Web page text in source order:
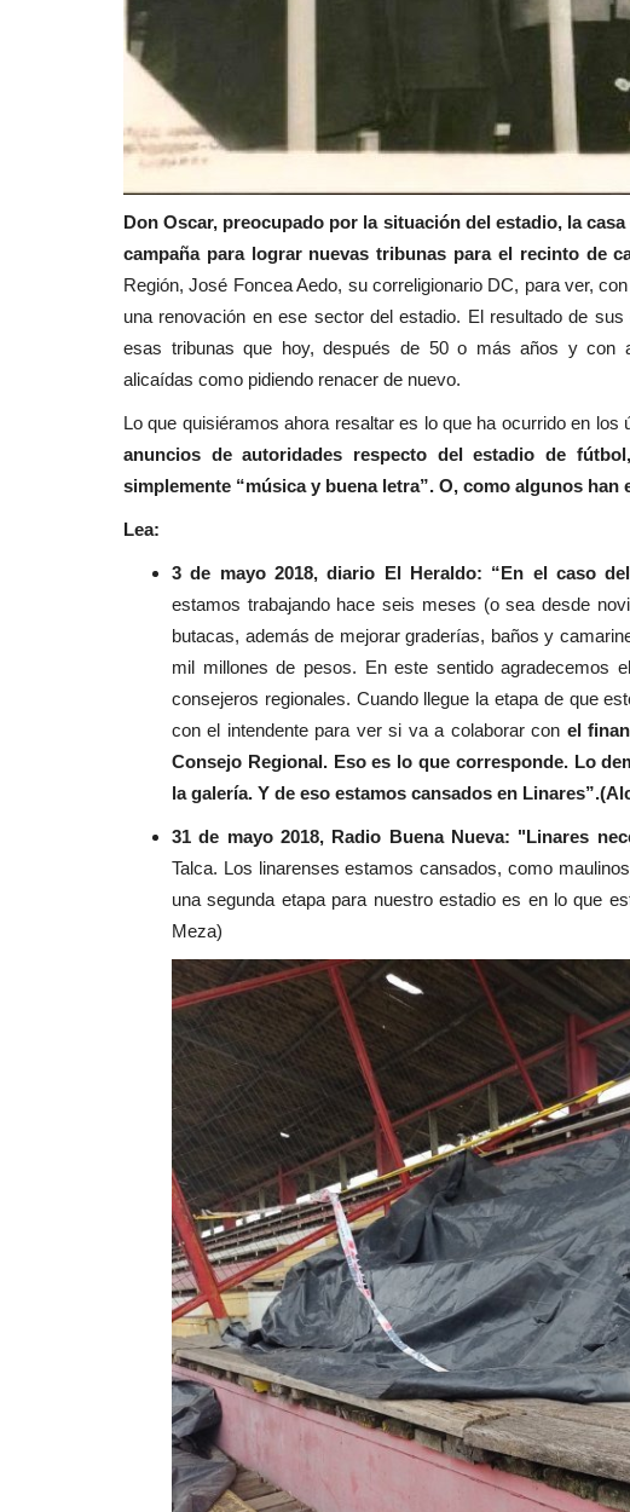
Don Oscar, preocupado por la situación del estadio, la
campaña para lograr nuevas tribunas para el recinto de
Región, José Foncea Aedo, su correligionario DC, para ver,
una renovación en ese sector del estadio. El resultado de
esas tribunas que hoy, después de 50 o más años y con
alicaídas como pidiendo renacer de nuevo.
Lo que quisiéramos ahora resaltar es lo que ha ocurrido en
anuncios de autoridades respecto del estadio de
simplemente “música y buena letra”. O, como algunos han
Lea:
3 de mayo 2018, diario El Heraldo: “En el caso
estamos trabajando hace seis meses (o sea desde
butacas, además de mejorar graderías, baños y
mil millones de pesos. En este sentido agradecemos
consejeros regionales. Cuando llegue la etapa de que
con el intendente para ver si va a colaborar con el
Consejo Regional. Eso es lo que corresponde. Lo
la galería. Y de eso estamos cansados en
31 de mayo 2018, Radio Buena Nueva: "Linares
Talca. Los linarenses estamos cansados, como
una segunda etapa para nuestro estadio es en lo que
Meza)